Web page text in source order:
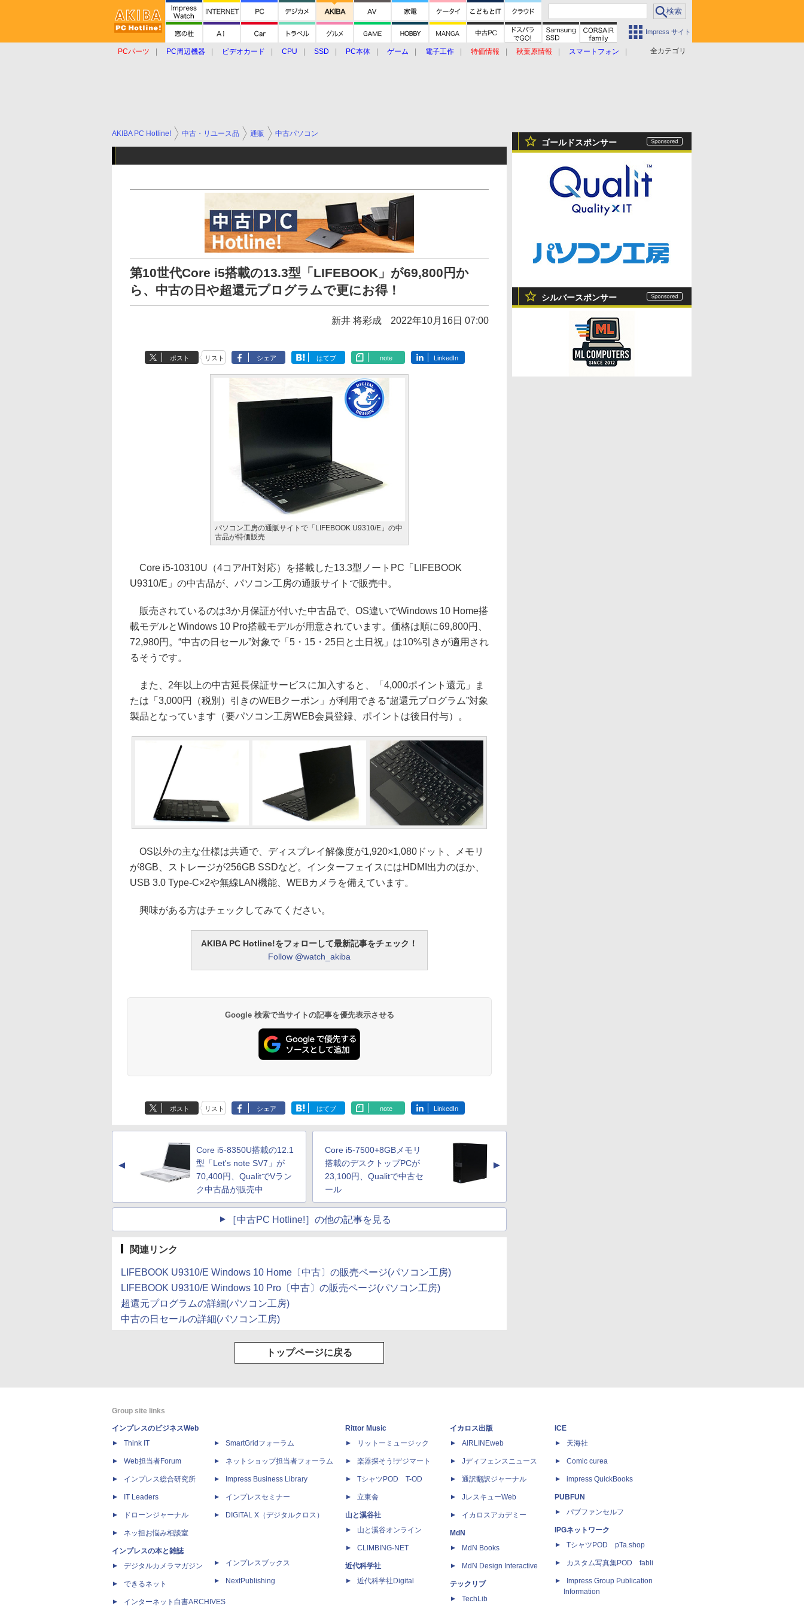
Impress サイト
全カテゴリ
PCパーツ PC周辺機器 ビデオカード CPU SSD PC本体 ゲーム 電子工作 特価情報 秋葉原情報
スマートフォン
ゴールドスポンサー
シルバースポンサー
AKIBA PC Hotline! 中古・リユース品 通販 中古パソコン
第10世代Core i5搭載の13.3型「LIFEBOOK」が69,800円か
ら、中古の日や超還元プログラムで更にお得！
新井 将彩成 2022年10月16日 07:00
ポスト リスト シェア はてブ note LinkedIn
パソコン工房の通販サイトで「LIFEBOOK U9310/E」の中
古品が特価販売
Core i5-10310U（4コア/HT対応）を搭載した13.3型ノートPC「LIFEBOOK
U9310/E」の中古品が、パソコン工房の通販サイトで販売中。
販売されているのは3か月保証が付いた中古品で、OS違いでWindows 10 Home搭
載モデルとWindows 10 Pro搭載モデルが用意されています。価格は順に69,800円、
72,980円。“中古の日セール”対象で「5・15・25日と土日祝」は10%引きが適用され
るそうです。
また、2年以上の中古延長保証サービスに加入すると、「4,000ポイント還元」ま
たは「3,000円（税別）引きのWEBクーポン」が利用できる“超還元プログラム”対象
製品となっています（要パソコン工房WEB会員登録、ポイントは後日付与）。
OS以外の主な仕様は共通で、ディスプレイ解像度が1,920×1,080ドット、メモリ
が8GB、ストレージが256GB SSDなど。インターフェイスにはHDMI出力のほか、
USB 3.0 Type-C×2や無線LAN機能、WEBカメラを備えています。
興味がある方はチェックしてみてください。
AKIBA PC Hotline!をフォローして最新記事をチェック！
Follow @watch_akiba
Google 検索で当サイトの記事を優先表示させる
ポスト リスト シェア はてブ note LinkedIn
▲
Core i5-8350U搭載の12.1
型「Let's note SV7」が
70,400円、QualitでVラン
ク中古品が販売中
Core i5-7500+8GBメモリ
搭載のデスクトップPCが
23,100円、Qualitで中古セ
ール
▲
［中古PC Hotline!］の他の記事を見る
関連リンク
LIFEBOOK U9310/E Windows 10 Home〔中古〕の販売ページ(パソコン工房)
LIFEBOOK U9310/E Windows 10 Pro〔中古〕の販売ページ(パソコン工房)
超還元プログラムの詳細(パソコン工房)
中古の日セールの詳細(パソコン工房)
トップページに戻る
Group site links
インプレスのビジネスWeb
Think IT
Web担当者Forum
インプレス総合研究所
IT Leaders
ドローンジャーナル
ネッ担お悩み相談室
インプレスの本と雑誌
デジタルカメラマガジン
できるネット
インターネット白書ARCHIVES
SmartGridフォーラム
ネットショップ担当者フォーラム
Impress Business Library
インプレスセミナー
DIGITAL X（デジタルクロス）
インプレスブックス
NextPublishing
Rittor Music
リットーミュージック
楽器探そう!デジマート
TシャツPOD T-OD
立東舎
山と溪谷社
山と溪谷オンライン
CLIMBING-NET
近代科学社
近代科学社Digital
イカロス出版
AIRLINEweb
Jディフェンスニュース
通訳翻訳ジャーナル
JレスキューWeb
イカロスアカデミー
MdN
MdN Books
MdN Design Interactive
テックリブ
TechLib
ICE
天海社
Comic curea
impress QuickBooks
PUBFUN
パブファンセルフ
IPGネットワーク
TシャツPOD pTa.shop
カスタム写真集POD fabli
Impress Group Publication
Information